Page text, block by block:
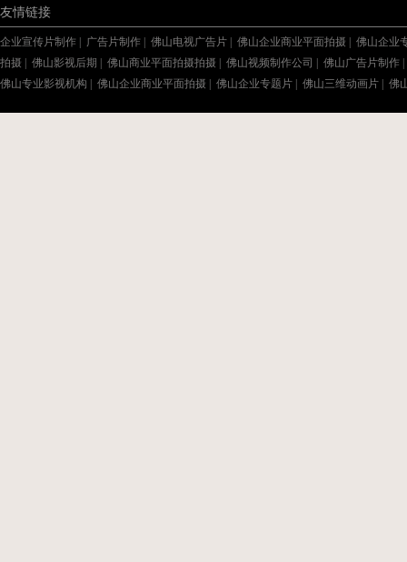
友情链接
企业宣传片制作 广告片制作 佛山电视广告片 佛山企业商业平面拍摄
佛山企业
拍摄
佛山影视后期 佛山商业平面拍摄拍摄 佛山视频制作公司 佛山广告片制作
佛山专业影视机构
佛山企业商业平面拍摄 佛山企业专题片 佛山三维动画片 佛